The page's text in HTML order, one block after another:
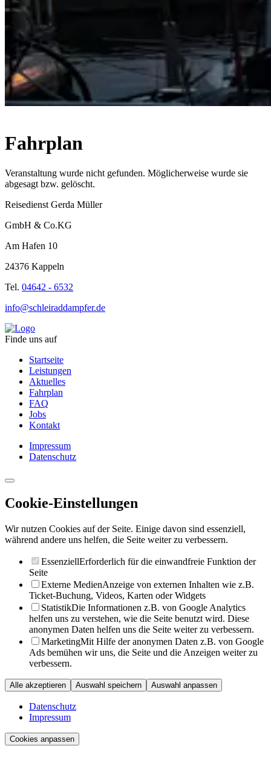
Fahrplan
Veranstaltung wurde nicht gefunden. Möglicherweise wurde sie
abgesagt bzw. gelöscht.
Reisedienst Gerda Müller
GmbH & Co.KG
Am Hafen 10
24376 Kappeln
Tel. 04642 - 6532
info@schleiraddampfer.de
Finde uns auf
Startseite
Leistungen
Aktuelles
Fahrplan
FAQ
Jobs
Kontakt
Impressum
Datenschutz
Cookie-Einstellungen
Wir nutzen Cookies auf der Seite. Einige davon sind essenziell,
während andere uns helfen, die Seite weiter zu verbessern.
EssenziellErforderlich für die einwandfreie Funktion der
Seite
Externe MedienAnzeige von externen Inhalten wie z.B.
Ticket-Buchung, Videos, Karten oder Widgets
StatistikDie Informationen z.B. von Google Analytics
helfen uns zu verstehen, wie die Seite benutzt wird. Diese
anonymen Daten helfen uns die Seite weiter zu verbessern.
MarketingMit Hilfe der anonymen Daten z.B. von Google
Ads bemühen wir uns, die Seite und die Anzeigen weiter zu
verbessern.
Alle akzeptieren Auswahl speichern Auswahl anpassen
Datenschutz
Impressum
Cookies anpassen